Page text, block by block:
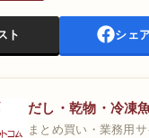
ト シェ
だし・乾物・冷凍
まとめ買い・業務用